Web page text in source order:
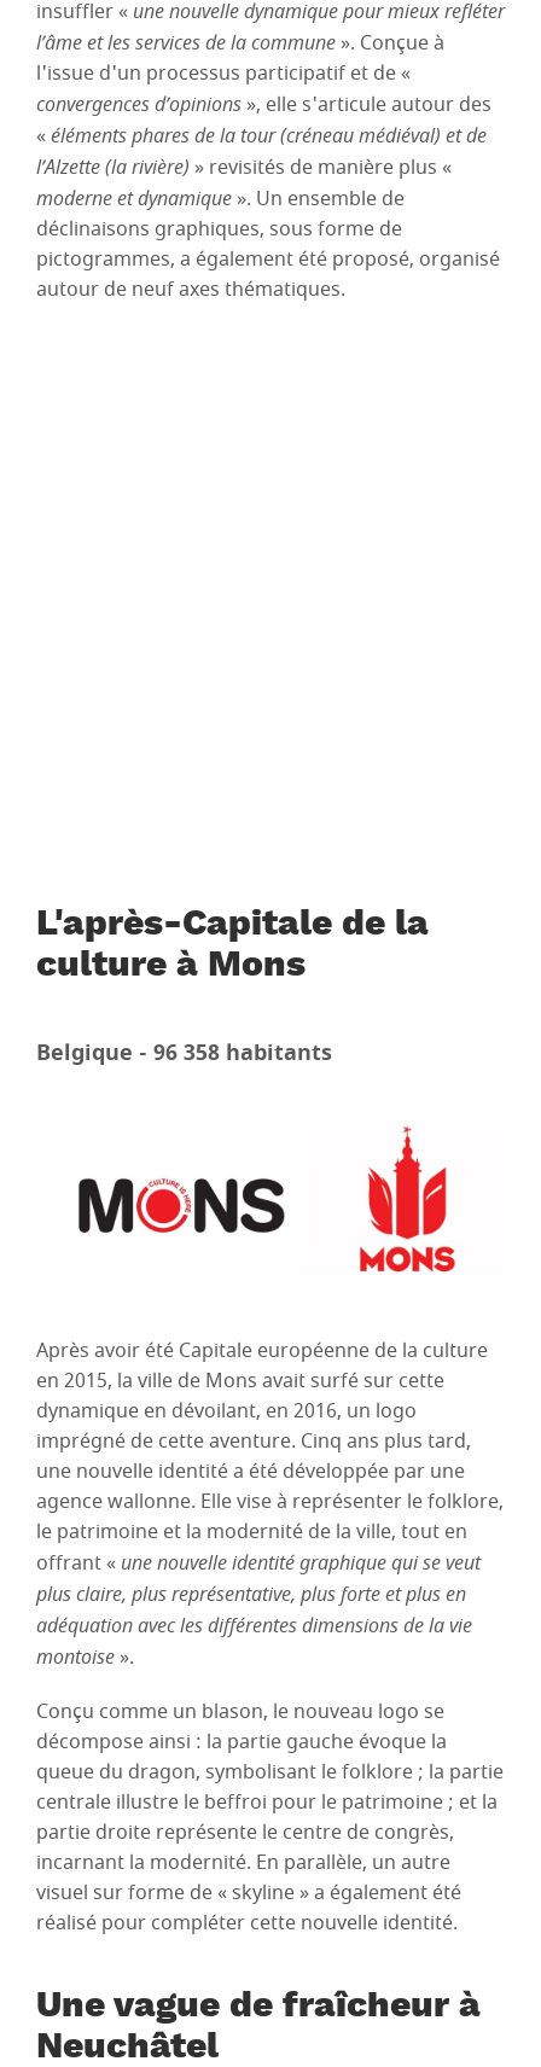
insuffler « une nouvelle dynamique pour mieux refléter
l’âme et les services de la commune ». Conçue à
l'issue d'un processus participatif et de «
convergences d’opinions », elle s'articule autour des
«éléments phares de la tour (créneau médiéval) et de
l’Alzette (la rivière) » revisités de manière plus «
moderne et dynamique ». Un ensemble de
déclinaisons graphiques, sous forme de
pictogrammes, a également été proposé, organisé
autour de neuf axes thématiques.
L'après-Capitale de la
culture à Mons
Belgique - 96 358 habitants
Après avoir été Capitale européenne de la culture
en 2015, la ville de Mons avait surfé sur cette
dynamique en dévoilant, en 2016, un logo
imprégné de cette aventure. Cinq ans plus tard,
une nouvelle identité a été développée par une
agence wallonne. Elle vise à représenter le folklore,
le patrimoine et la modernité de la ville, tout en
offrant « une nouvelle identité graphique qui se veut
plus claire, plus représentative, plus forte et plus en
adéquation avec les différentes dimensions de la vie
montoise ».
Conçu comme un blason, le nouveau logo se
décompose ainsi : la partie gauche évoque la
queue du dragon, symbolisant le folklore ; la partie
centrale illustre le beffroi pour le patrimoine ; et la
partie droite représente le centre de congrès,
incarnant la modernité. En parallèle, un autre
visuel sur forme de « skyline » a également été
réalisé pour compléter cette nouvelle identité.
Une vague de fraîcheur à
Neuchâtel